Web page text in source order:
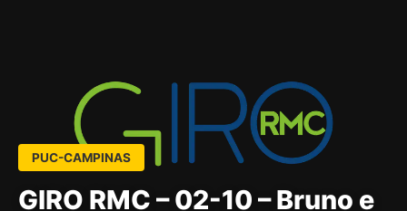
PUC-CAMPINAS
GIRO RMC – 02-10 – Bruno e